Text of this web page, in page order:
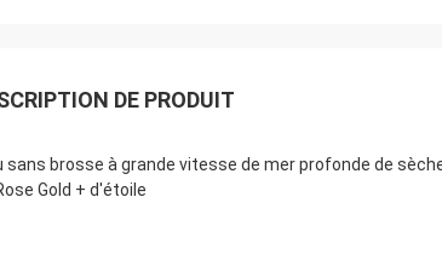
DE PRODUIT
sans brosse à grande vitesse de mer profonde de
Gold + d'étoile